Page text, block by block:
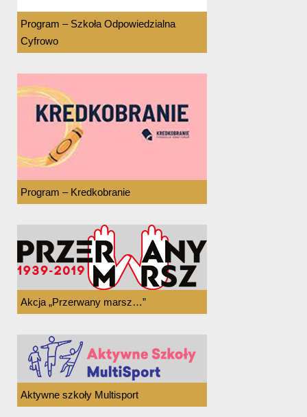
Program – Szkoła Odpowiedzialna
Cyfrowo
Program – Kredkobranie
Akcja „Przerwany marsz…”
Aktywne szkoły Multisport